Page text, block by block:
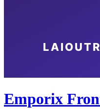
Emporix